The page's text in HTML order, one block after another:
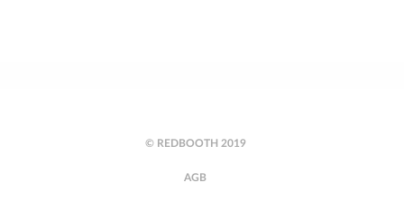
© REDBOOTH 2019
AGB